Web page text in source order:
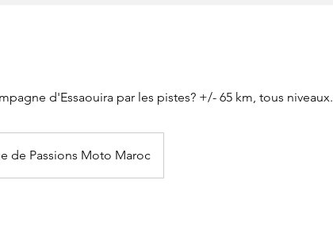
d'Essaouira par les pistes? +/- 65 km, tous niveaux.
de Passions Moto Maroc